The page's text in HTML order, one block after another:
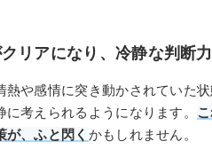
リアになり、冷静な判断
熱や感情に突き動かされていた
に考えられるようになります。
が、ふと閃く かもしれません。